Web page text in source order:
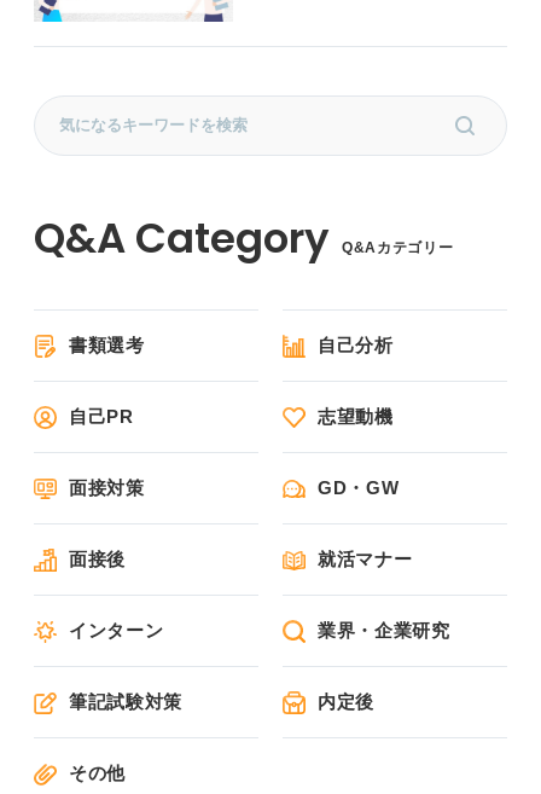
Q&Aカテゴリー
書類選考 自己分析
自己PR 志望動機
面接対策 GD・GW
面接後 就活マナー
インターン 業界・企業研究
筆記試験対策 内定後
その他